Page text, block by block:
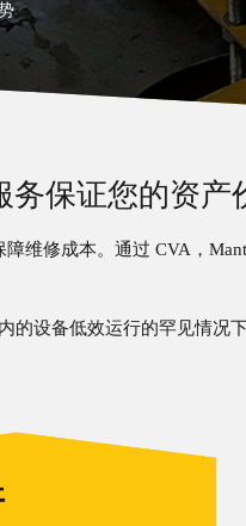
务保证您的资产
障维修成本。通过 CVA，
的设备低效运行的罕见情况